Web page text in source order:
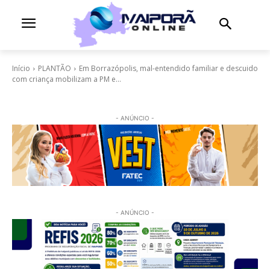
Início PLANTÃO
Em Borrazópolis, mal-entendido familiar e descuido
com criança mobilizam a PM e...
- ANÚNCIO -
- ANÚNCIO -